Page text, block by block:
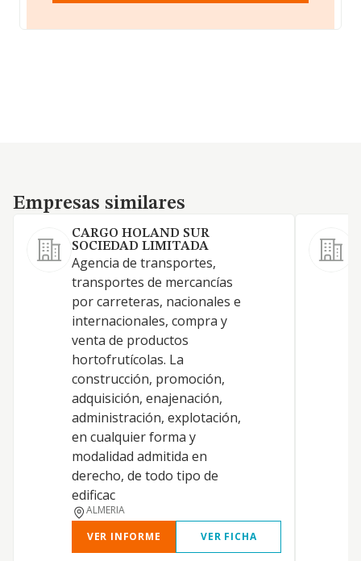
Empresas similares
Empresas similares
CARGO HOLAND SUR
SOCIEDAD LIMITADA
Agencia de transportes,
transportes de mercancías
por carreteras, nacionales e
internacionales, compra y
venta de productos
hortofrutícolas. La
construcción, promoción,
adquisición, enajenación,
administración, explotación,
en cualquier forma y
modalidad admitida en
derecho, de todo tipo de
edificac
ALMERIA
VER INFORME
VER FICHA